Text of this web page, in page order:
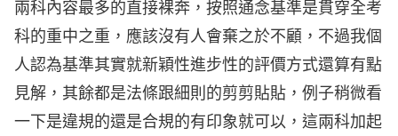
兩科內容最多的直接裸奔，按照通念基準是貫穿全考
科的重中之重，應該沒有人會棄之於不顧，不過我個
人認為基準其實就新穎性進步性的評價方式還算有點
見解，其餘都是法條跟細則的剪剪貼貼，例子稍微看
一下是違規的還是合規的有印象就可以，這兩科加起